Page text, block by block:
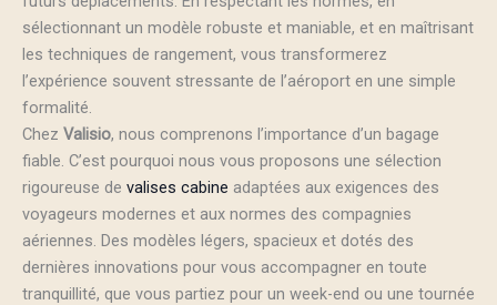
sélectionnant un modèle robuste et maniable, et en maîtrisant
les techniques de rangement, vous transformerez
l’expérience souvent stressante de l’aéroport en une simple
formalité.
Chez Valisio, nous comprenons l’importance d’un bagage
fiable. C’est pourquoi nous vous proposons une sélection
rigoureuse de valises cabine adaptées aux exigences des
voyageurs modernes et aux normes des compagnies
aériennes. Des modèles légers, spacieux et dotés des
dernières innovations pour vous accompagner en toute
tranquillité, que vous partiez pour un week-end ou une tournée